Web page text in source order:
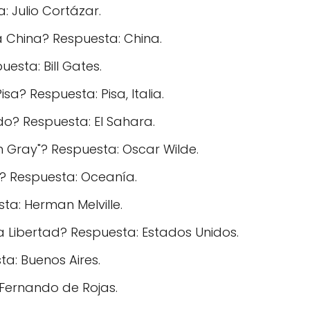
Julio Cortázar.
Respuesta: China.
Bill Gates.
Respuesta: Pisa, Italia.
Respuesta: El Sahara.
Respuesta: Oscar Wilde.
Respuesta: Oceanía.
Herman Melville.
Respuesta: Estados Unidos.
Buenos Aires.
de Rojas.